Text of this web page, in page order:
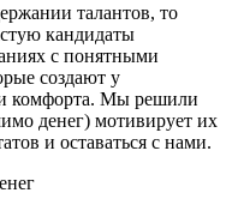
талантов, то
кандидаты
с понятными
создают у
и комфорта. Мы решили
денег) мотивирует их
и оставаться с нами.